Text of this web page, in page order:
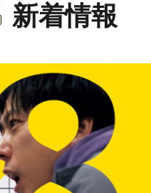
新着情報